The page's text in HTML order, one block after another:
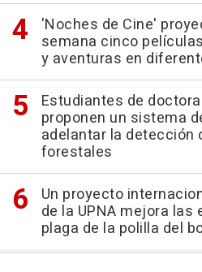
'Noches de Cine'
semana cinco
y aventuras en
Estudiantes de
proponen un sistema
adelantar la detección
forestales
Un proyecto
de la UPNA mejora
plaga de la polilla del